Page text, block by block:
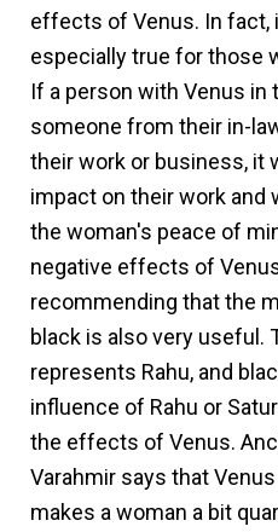
effects of Venus. In fact,
especially true for those
If a person with Venus
someone from their in-
their work or business, it
impact on their work and
the woman's peace of
negative effects of
recommending that the
black is also very useful.
represents Rahu, and
influence of Rahu or
the effects of Venus.
Varahmir says that
makes a woman a bit